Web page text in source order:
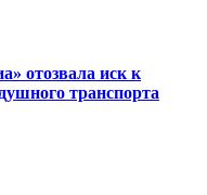
отозвала иск к
транспорта